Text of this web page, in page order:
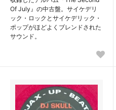
Of July』の中古盤。サイケデリ
ック・ロックとサイケデリック・
ポップがほどよくブレンドされた
サウンド。